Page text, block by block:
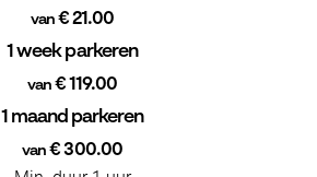
van€ 21.00
1 week parkeren
van€ 119.00
1 maand parkeren
van € 300.00